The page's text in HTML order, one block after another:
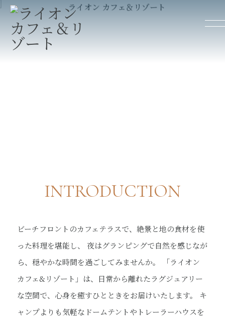
INTRODUCTION
ビーチフロントのカフェテラスで、絶景と地の食材を使
った料理を堪能し、
夜はグランピングで自然を感じなが
ら、穏やかな時間を過ごしてみませんか。
「ライオン
カフェ&リゾート」は、日常から離れたラグジュアリー
な空間で、 心身を癒すひとときをお届けいたします。
キ
ャンプよりも気軽なドームテントやトレーラーハウスを